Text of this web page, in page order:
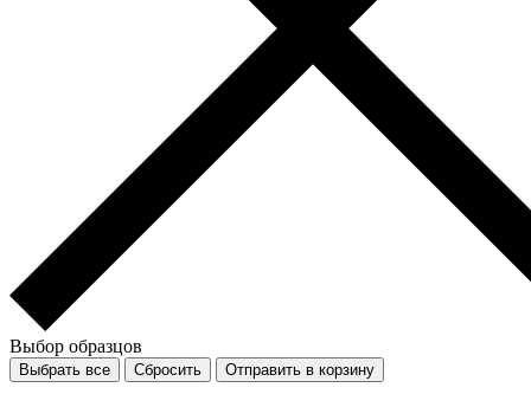
Выбор образцов
Выбрать все Сбросить Отправить в корзину